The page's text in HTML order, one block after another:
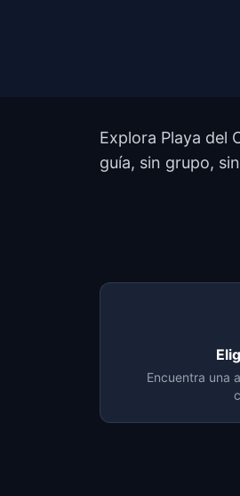
Explora Playa del
guía, sin grupo,
Encuentra una